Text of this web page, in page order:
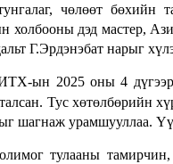
чөлөөт бөхийн
холбооны дэд мастер,
Г.Эрдэнэбат нарыг
ын 2025 оны 4 дүгээр
Тус хөтөлбөрийн
шагнаж урамшууллаа.
тулааны